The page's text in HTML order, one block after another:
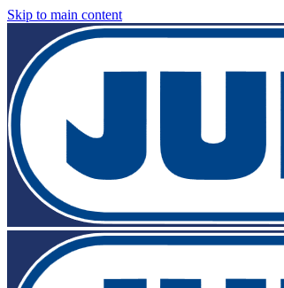
Skip to main content